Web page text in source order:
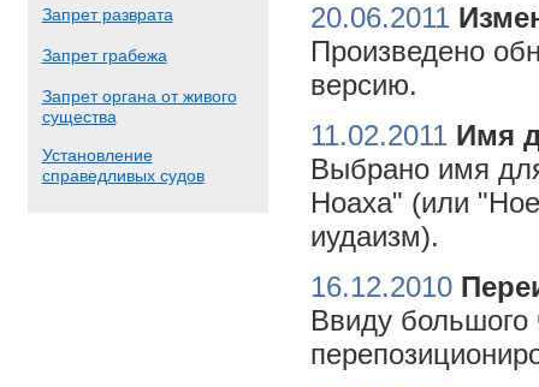
Запрет разврата
Запрет грабежа
Запрет органа от живого
существа
Установление
справедливых судов
20.06.2011
Произведено
версию.
11.02.2011 Имя
Выбрано имя
Ноаха" (или
иудаизм).
16.12.2010
Ввиду большого